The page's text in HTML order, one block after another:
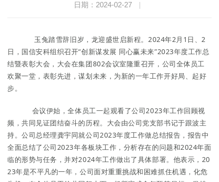
日期：2024-02-27 |
玉兔踏雪辞旧岁，龙迎盛世启新程。2024年2月1日、2
日，国信安科组织召开“创新谋发展 同心赢未来”2023年度工作总
结暨表彰大会，大会在集团802会议室隆重召开，公司全体员工
欢聚一堂，表彰先进，谋划未来，为新的一年工作开好局、起好
步。
会议伊始，全体员工一起观看了公司2023年工作回顾视
频，共同见证团结奋斗的历程。 大会由公司党支部书记于跟波主
持。公司总经理龚宇同就公司2023年度工作做总结报告，报告中
全面总结了公司2023年各板块工作，分析存在的问题和2024年面
临的形势与任务，并对2024年工作做出了具体部署。他表示，20
23年是不平凡的一年，公司面对重重挑战和困难抓住机遇，化危